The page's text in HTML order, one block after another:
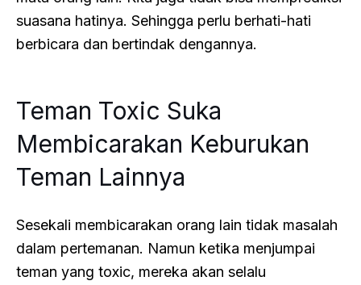
suasana hatinya. Sehingga perlu berhati-hati
berbicara dan bertindak dengannya.
Teman Toxic Suka
Membicarakan Keburukan
Teman Lainnya
Sesekali membicarakan orang lain tidak masalah
dalam pertemanan. Namun ketika menjumpai
teman yang toxic, mereka akan selalu